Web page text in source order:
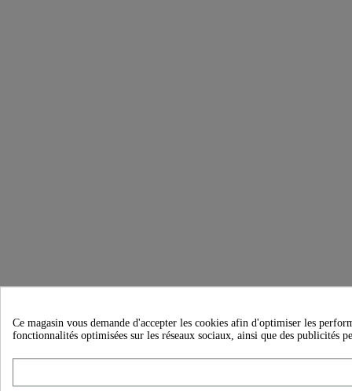
Ce magasin vous demande d'accepter les cookies afin d'optimiser les
fonctionnalités optimisées sur les réseaux sociaux, ainsi que des publicités